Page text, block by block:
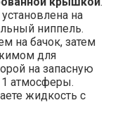
на
ниппель.
на бачок, затем
для
на запасную
атмосферы.
жидкость с